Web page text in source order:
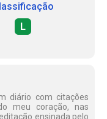
L
diário com citações
meu coração, nas
ensinada pelo